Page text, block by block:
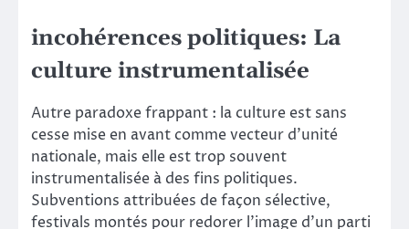
incohérences politiques: La
culture instrumentalisée
Autre paradoxe frappant : la culture est sans
cesse mise en avant comme vecteur d’unité
nationale, mais elle est trop souvent
instrumentalisée à des fins politiques.
Subventions attribuées de façon sélective,
festivals montés pour redorer l’image d’un parti